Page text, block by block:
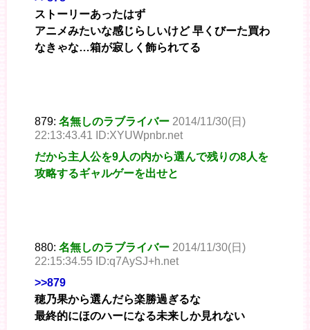
ストーリーあったはず
アニメみたいな感じらしいけど 早くびーた買わ
なきゃな…箱が寂しく飾られてる
879: 名無しのラブライバー 2014/11/30(日)
22:13:43.41 ID:XYUWpnbr.net
だから主人公を9人の内から選んで残りの8人を
攻略するギャルゲーを出せと
880: 名無しのラブライバー 2014/11/30(日)
22:15:34.55 ID:q7AySJ+h.net
>>879
穂乃果から選んだら楽勝過ぎるな
最終的にほのハーになる未来しか見れない